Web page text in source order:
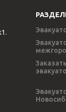
Заказать